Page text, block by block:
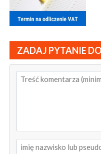
ZADAJ PYTANIE